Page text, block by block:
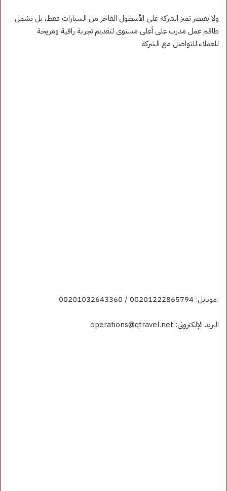
ولا يقتصر تميز الشركة على الأسطول الفاخر من السيارات فقط، بل يشمل
طاقم عمل مدرب على أعلى مستوى لتقديم تجربة راقية ومريحة
للعملاء.للتواصل مع الشركة
:موبايل: 00201222865794 / 00201032643360
البريد الإلكتروني: operations@qtravel.net